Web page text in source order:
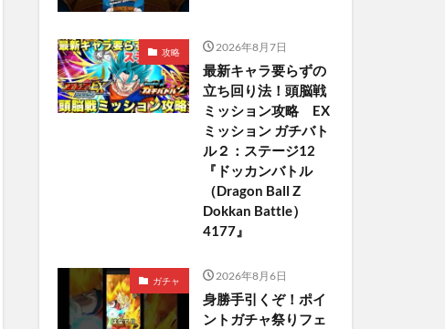
攻略 2026年8月7日
最新キャラ要らずの
立ち回り法！頭脳戦
ミッション攻略 EX
ミッション ガチバト
ル２：ステージ12
『ドッカンバトル
（Dragon Ball Z
Dokkan Battle）
4177』
ガチャ 2026年8月6日
身勝手引くぞ！ポイ
ントガチャ祭りフェ